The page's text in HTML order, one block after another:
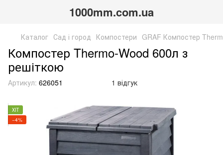
1000mm.com.ua
Каталог Сад і город Компостери GRAF Компостер
Компостер Thermo-Wood 600л з
решіткою
Артикул: 626051 1 відгук
ХІТ
−4%